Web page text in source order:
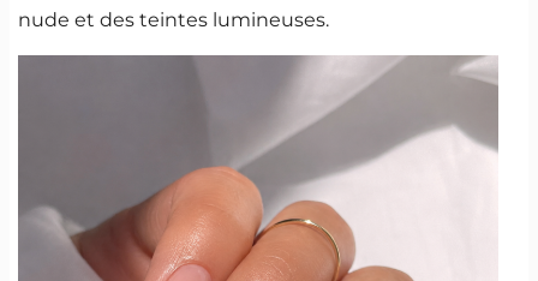
nude et des teintes lumineuses.